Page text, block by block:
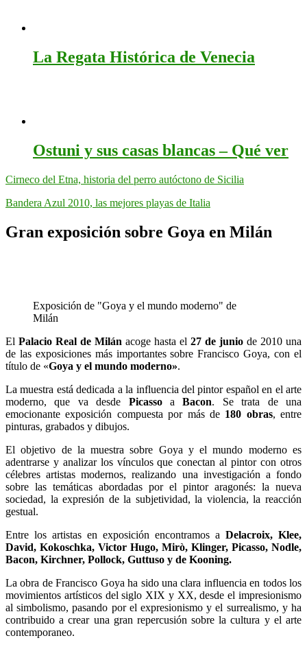
La Regata Histórica de Venecia
Ostuni y sus casas blancas – Qué ver
Cirneco del Etna, historia del perro autóctono de Sicilia
Bandera Azul 2010, las mejores playas de Italia
Gran exposición sobre Goya en Milán
Exposición de "Goya y el mundo moderno" de
Milán
El Palacio Real de Milán acoge hasta el 27 de junio de 2010 una
de las exposiciones más importantes sobre Francisco Goya, con el
título de «Goya y el mundo moderno».
La muestra está dedicada a la influencia del pintor español en el arte
moderno, que va desde PicassoaBacon. Se trata de una
emocionante exposición compuesta por más de 180 obras, entre
pinturas, grabados y dibujos.
El objetivo de la muestra sobre Goya y el mundo moderno es
adentrarse y analizar los vínculos que conectan al pintor con otros
célebres artistas modernos, realizando una investigación a fondo
sobre las temáticas abordadas por el pintor aragonés: la nueva
sociedad, la expresión de la subjetividad, la violencia, la reacción
gestual.
Entre los artistas en exposición encontramos a Delacroix, Klee,
David, Kokoschka, Victor Hugo, Mirò, Klinger, Picasso, Nodle,
Bacon, Kirchner, Pollock, Guttuso y de Kooning.
La obra de Francisco Goya ha sido una clara influencia en todos los
movimientos artísticos del siglo XIX y XX, desde el impresionismo
al simbolismo, pasando por el expresionismo y el surrealismo, y ha
contribuido a crear una gran repercusión sobre la cultura y el arte
contemporaneo.